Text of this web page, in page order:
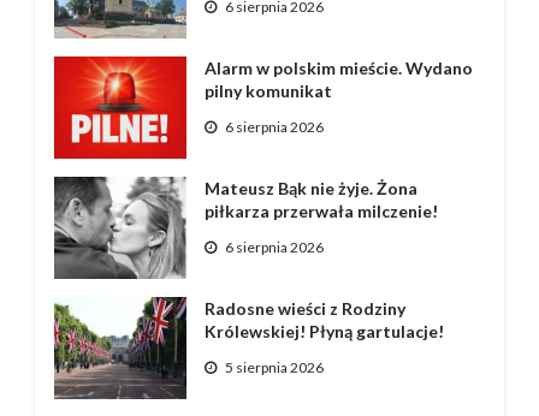
6 sierpnia 2026
Alarm w polskim mieście. Wydano
pilny komunikat
6 sierpnia 2026
Mateusz Bąk nie żyje. Żona
piłkarza przerwała milczenie!
6 sierpnia 2026
Radosne wieści z Rodziny
Królewskiej! Płyną gartulacje!
5 sierpnia 2026